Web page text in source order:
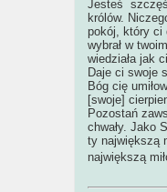
Jesteś
królów.
pokój, który ci
wybrał w
wiedziała jak
Daje ci swoje
Bóg cię
[swoje]
Pozostań
chwały. Jako
ty największą
największą